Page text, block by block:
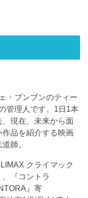
・ブンブンのティー
管理人です。1日1本
、現在、未来から面
作品を紹介する映画
師。
クライマック
、『コントラ
』寄